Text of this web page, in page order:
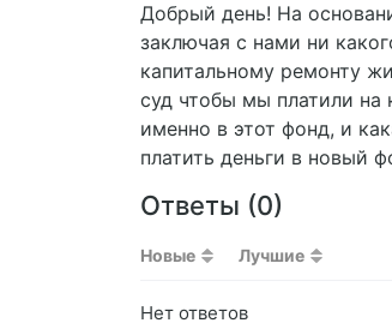
Добрый день! На
заключая с нами ни
капитальному ремонту
суд чтобы мы платили на
именно в этот фонд, и
платить деньги в новый
Ответы (0)
Новые Лучшие
Нет ответов